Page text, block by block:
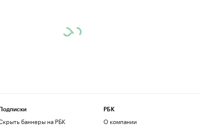
Подписки
баннеры на РБК
РБК
О компании